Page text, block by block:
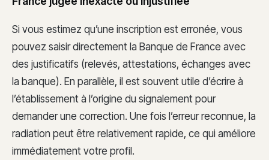
Si vous estimez qu’une inscription est erronée, vous
pouvez saisir directement la Banque de France avec
des justificatifs (relevés, attestations, échanges avec
la banque). En parallèle, il est souvent utile d’écrire à
l’établissement à l’origine du signalement pour
demander une correction. Une fois l’erreur reconnue, la
radiation peut être relativement rapide, ce qui améliore
immédiatement votre profil.